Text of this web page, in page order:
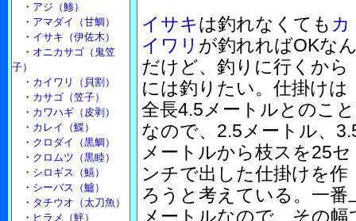
イサキは釣れなくても カ
イワリ が釣れればOKな
だけど、釣りに行くから
には釣りたい。仕掛けは
全長4.5メートルとのこと
なので、2.5メートル、
メートルから枝スを25セ
ンチで出した仕掛けを作
ろうと考えている。一
メートルなので、その
・ アジ（鯵）
・ アマダイ（甘鯛）
・ イサキ（伊佐木）
・ オニカサゴ（鬼笠
子）
・ カイワリ（貝割）
・ カサゴ（笠子）
・ カワハギ（皮剥）
・ カレイ（鰈）
・ クロダイ（黒鯛）
・ クロムツ（黒睦）
・ シロギス（鱚）
・ シーバス（鱸）
・ タチウオ（太刀魚）
・ ヒラメ（鮃）